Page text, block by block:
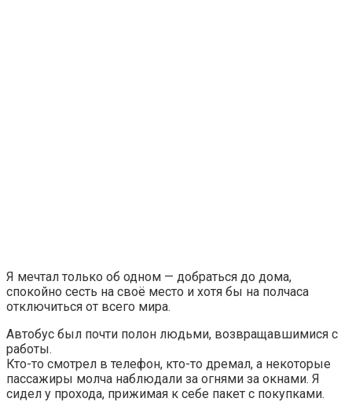
Я мечтал только об одном — добраться до дома,
спокойно сесть на своё место и хотя бы на полчаса
отключиться от всего мира.
Автобус был почти полон людьми, возвращавшимися с
работы.
Кто-то смотрел в телефон, кто-то дремал, а некоторые
пассажиры молча наблюдали за огнями за окнами. Я
сидел у прохода, прижимая к себе пакет с покупками.